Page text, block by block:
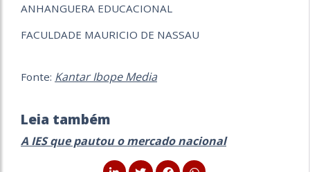
ANHANGUERA EDUCACIONAL
FACULDADE MAURICIO DE NASSAU
Fonte: Kantar Ibope Media
Leia também
A IES que pautou o mercado nacional